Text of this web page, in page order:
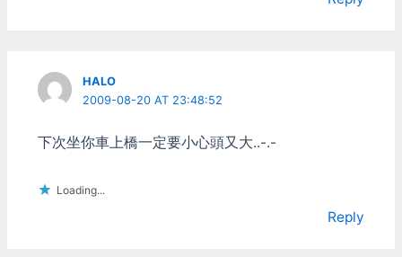
代Undercover我也只記得
是真人"高清"拍攝，裏面有
HALO
2009-08-20 AT 23:48:52
下次坐你車上橋一定要小心頭又大..-.-
Loading...
Reply